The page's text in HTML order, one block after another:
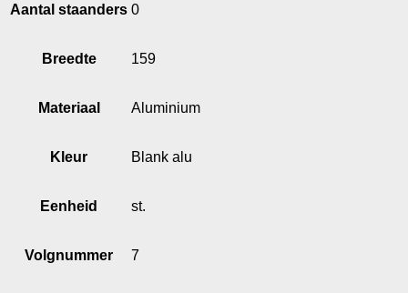
Aantal staanders 0
Breedte 159
Materiaal Aluminium
Kleur Blank alu
Eenheid st.
Volgnummer 7